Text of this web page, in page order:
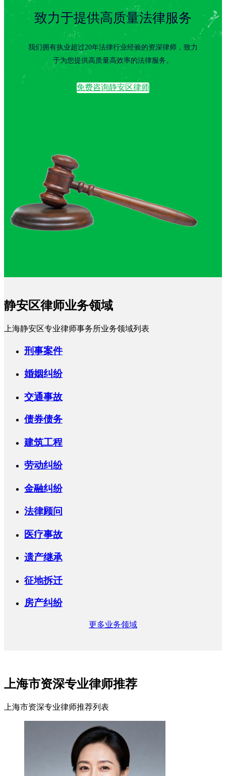
致力于提供高质量法律服务
我们拥有执业超过20年法律行业经验的资深律师，致力
于为您提供高质量高效率的法律服务。
免费咨询静安区律师
静安区律师业务领域
上海静安区专业律师事务所业务领域列表
刑事案件
婚姻纠纷
交通事故
债券债务
建筑工程
劳动纠纷
金融纠纷
法律顾问
医疗事故
遗产继承
征地拆迁
房产纠纷
更多业务领域
上海市资深专业律师推荐
上海市资深专业律师推荐列表